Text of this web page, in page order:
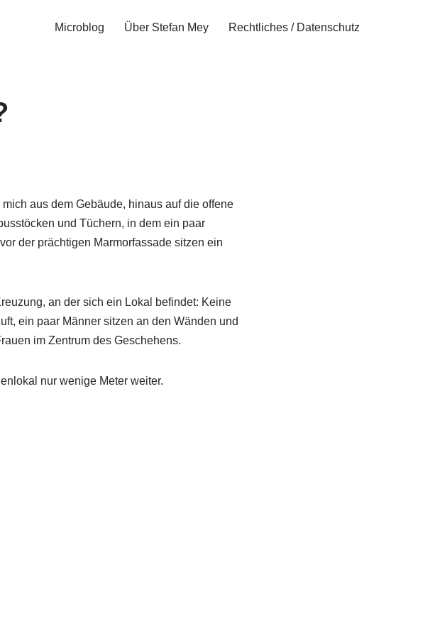
Microblog Über Stefan Mey Rechtliches / Datenschutz
aus dem Gebäude, hinaus auf die offene
und Tüchern, in dem ein paar
der prächtigen Marmorfassade sitzen ein
an der sich ein Lokal befindet: Keine
ein paar Männer sitzen an den Wänden und
im Zentrum des Geschehens.
nur wenige Meter weiter.